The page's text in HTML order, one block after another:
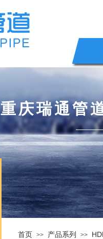
重庆瑞通管
首页 >> 产品系列 >>